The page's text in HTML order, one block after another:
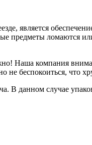
является
ломаются
Наша компания
беспокоиться, что
В данном случае